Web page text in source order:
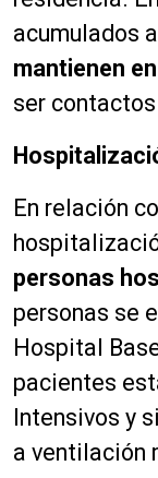
acumulados
mantienen
ser
En relación
personas
personas se
Hospital
pacientes
Intensivos y
a ventilación